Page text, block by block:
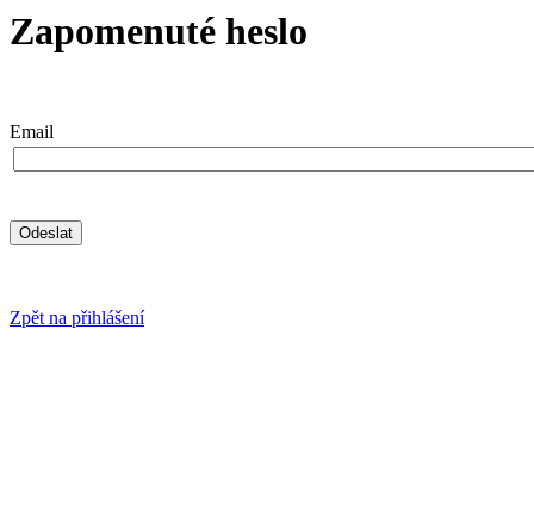
Zapomenuté heslo
Email
Zpět na přihlášení